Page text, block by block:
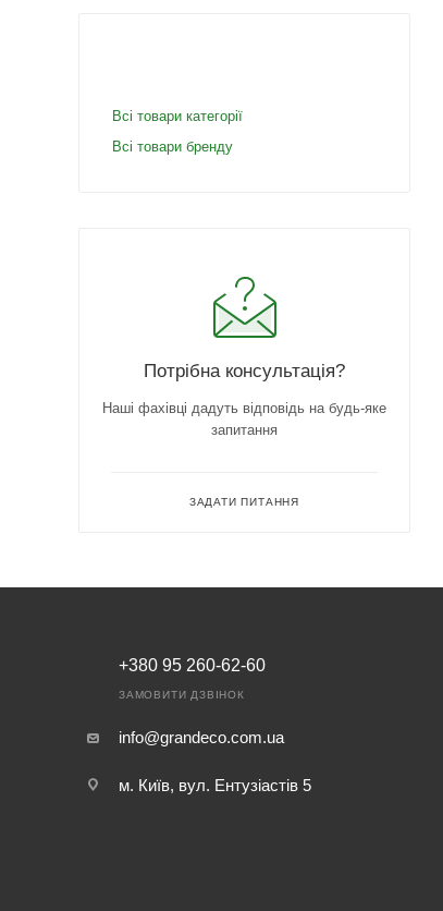
Всі товари категорії
Всі товари бренду
Потрібна консультація?
Наші фахівці дадуть відповідь на будь-яке
запитання
ЗАДАТИ ПИТАННЯ
+380 95 260-62-60
ЗАМОВИТИ ДЗВІНОК
info@grandeco.com.ua
м. Київ, вул. Ентузіастів 5